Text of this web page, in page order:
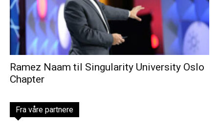
Ramez Naam til Singularity University Oslo
Chapter
Fra våre partnere